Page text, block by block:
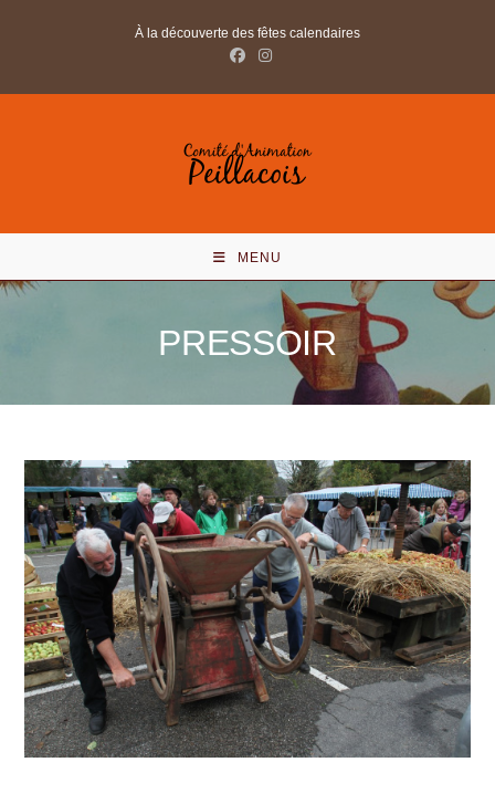
À la découverte des fêtes calendaires
MENU
PRESSOIR